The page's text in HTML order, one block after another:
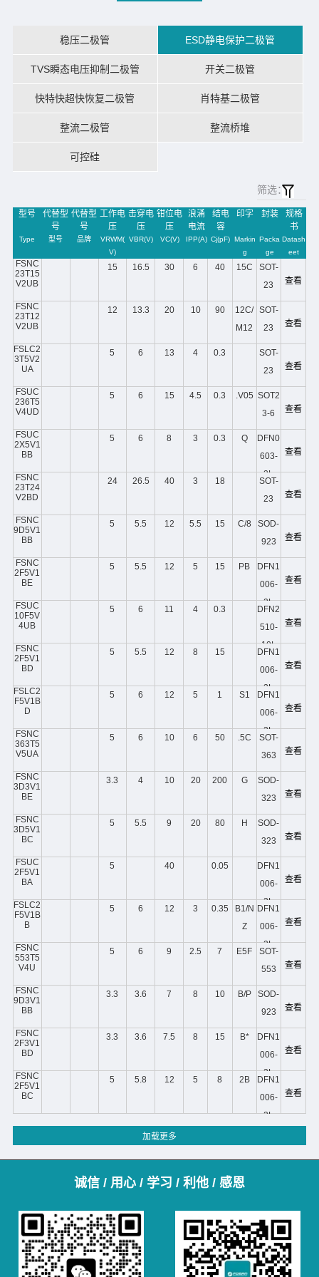
稳压二极管 ESD静电保护二极管
TVS瞬态电压抑制二极管 开关二极管
快特快超快恢复二极管 肖特基二极管
整流二极管 整流桥堆
可控硅
筛选：
型号
代替型
号
代替型
号
工作电
压
击穿电
压
钳位电
压
浪涌
电流
结电
容
印字 封装
规格
书
Type 型号 品牌
VRWM(
V)
VBR(V) VC(V) IPP(A) Cj(pF) Markin
g
Packa
ge
Datash
eet
FSNC
23T15
V2UB
15 16.5 30 6 40 15C
SOT-
23
查看
FSNC
23T12
V2UB
12 13.3 20 10 90
12C/
M12
SOT-
23
查看
FSLC2
3T5V2
UA
5 6 13 4 0.3
SOT-
23
查看
FSUC
236T5
V4UD
5 6 15 4.5 0.3 .V05 SOT2
3-6
查看
FSUC
2X5V1
BB
5 6 8 3 0.3 Q
DFN0
603-
2L
查看
FSNC
23T24
V2BD
24 26.5 40 3 18
SOT-
23
查看
FSNC
9D5V1
BB
5 5.5 12 5.5 15 C/8
SOD-
923
查看
FSNC
2F5V1
BE
5 5.5 12 5 15 PB
DFN1
006-
2L
查看
FSUC
10F5V
4UB
5 6 11 4 0.3
DFN2
510-
10L
查看
FSNC
2F5V1
BD
5 5.5 12 8 15
DFN1
006-
2L
查看
FSLC2
F5V1B
D
5 6 12 5 1 S1
DFN1
006-
2L
查看
FSNC
363T5
V5UA
5 6 10 6 50 .5C
SOT-
363
查看
FSNC
3D3V1
BE
3.3 4 10 20 200 G
SOD-
323
查看
FSNC
3D5V1
BC
5 5.5 9 20 80 H
SOD-
323
查看
FSUC
2F5V1
BA
5 40 0.05
DFN1
006-
2L
查看
FSLC2
F5V1B
B
5 6 12 3 0.35
B1/N
Z
DFN1
006-
2L
查看
FSNC
553T5
V4U
5 6 9 2.5 7 E5F
SOT-
553
查看
FSNC
9D3V1
BB
3.3 3.6 7 8 10 B/P
SOD-
923
查看
FSNC
2F3V1
BD
3.3 3.6 7.5 8 15 B*
DFN1
006-
2L
查看
FSNC
2F5V1
BC
5 5.8 12 5 8 2B
DFN1
006-
2L
查看
诚信 / 用心 / 学习 / 利他 / 感恩